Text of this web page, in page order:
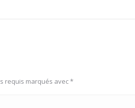
requis marqués avec*